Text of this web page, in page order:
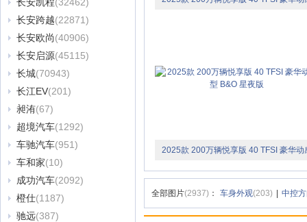
长安跨越(22871)
长安欧尚(40906)
长安启源(45115)
长城(70943)
长江EV(201)
昶洧(67)
超境汽车(1292)
车驰汽车(951)
车和家(10)
成功汽车(2092)
橙仕(1187)
驰远(387)
2025款 200万辆悦享版 40 TFSI 豪华动
型 B&O 星夜版
全部图片(2937) ： 车身外观(203) 中控